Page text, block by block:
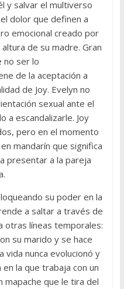
y salvar el multiverso
dolor que definen a
emocional creado por
de su madre. Gran
no ser lo
de la aceptación a
de Joy. Evelyn no
sexual ante el
a escandalizarle. Joy
pero en el momento
mandarín que significa
presentar a la pareja
su poder en la
a saltar a través de
otras líneas temporales:
su marido y se hace
vida nunca evolucionó y
la que trabaja con un
mapache que le tira del